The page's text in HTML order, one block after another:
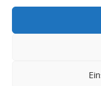
inklusive
Copyright 2025/26 -